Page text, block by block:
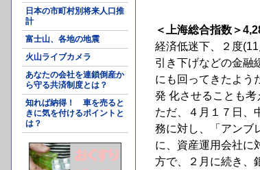
日本の市町村別将来人口推
計
富士山、各地の地震
火山ライブカメラ
あなたの会社を連鎖倒産か
ら守る共済制度とは？
知れば納得！ 車を売ると
きに気を付けるポイントと
は？
＜上海総合指数＞
経済低迷下、２度
引き下げなどの金融
にも回ってきたよう
発 化させることも考
ただ、４月１７日、
務に対し、「アンブ
に、資産運用会社に
方で、２月に続き、